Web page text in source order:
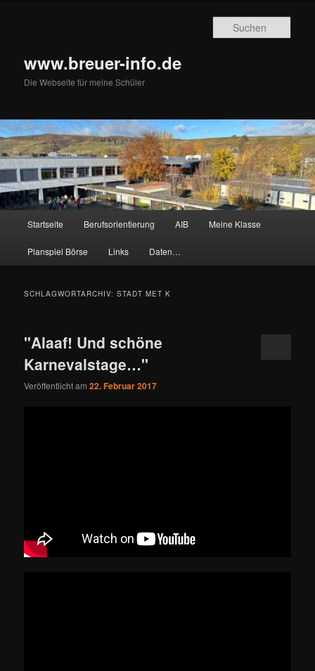
www.breuer-info.de
Die Webseite für meine Schüler
Startseite Berufsorientierung AIB Meine Klasse
Planspiel Börse Links Daten…
SCHLAGWORTARCHIV:STADT MET K
"Alaaf! Und schöne
Karnevalstage…"
Veröffentlicht am22. Februar 2017